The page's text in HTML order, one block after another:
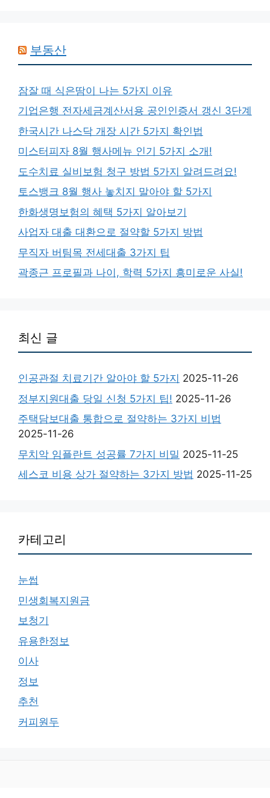
부동산
잠잘 때 식은땀이 나는 5가지 이유
기업은행 전자세금계산서용 공인인증서 갱신 3단계
한국시간 나스닥 개장 시간 5가지 확인법
미스터피자 8월 행사메뉴 인기 5가지 소개!
도수치료 실비보험 청구 방법 5가지 알려드려요!
토스뱅크 8월 행사 놓치지 말아야 할 5가지
한화생명보험의 혜택 5가지 알아보기
사업자 대출 대환으로 절약할 5가지 방법
무직자 버팀목 전세대출 3가지 팁
곽종근 프로필과 나이, 학력 5가지 흥미로운 사실!
최신 글
인공관절 치료기간 알아야 할 5가지 2025-11-26
정부지원대출 당일 신청 5가지 팁! 2025-11-26
주택담보대출 통합으로 절약하는 3가지 비법
2025-11-26
무치악 임플란트 성공률 7가지 비밀 2025-11-25
세스코 비용 상가 절약하는 3가지 방법 2025-11-25
카테고리
눈썹
민생회복지원금
보청기
유용한정보
이사
정보
추천
커피원두